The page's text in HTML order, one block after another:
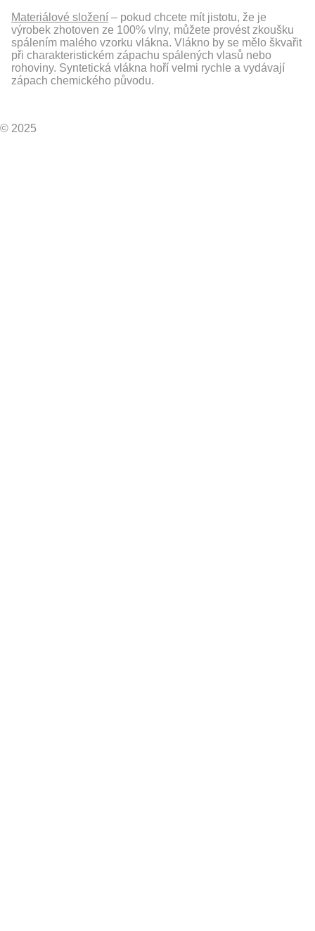
Materiálové složení – pokud chcete mít jistotu, že je
výrobek zhotoven ze 100% vlny, můžete provést zkoušku
spálením malého vzorku vlákna. Vlákno by se mělo škvařit
při charakteristickém zápachu spálených vlasů nebo
rohoviny. Syntetická vlákna hoří velmi rychle a vydávají
zápach chemického původu.
© 2025